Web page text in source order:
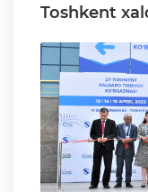
Toshkent